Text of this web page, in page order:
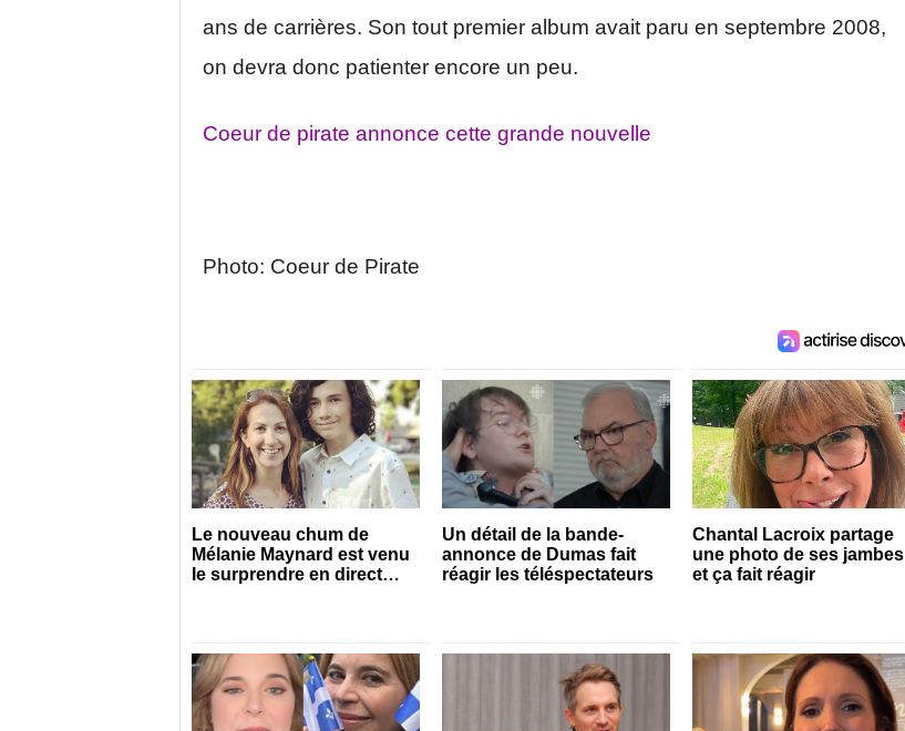
ans de carrières. Son tout premier album avait paru en septembre 2008,
on devra donc patienter encore un peu.
Coeur de pirate annonce cette grande nouvelle
Photo: Coeur de Pirate
Le nouveau chum de
Mélanie Maynard est venu
le surprendre en direct
Un détail de la bande-
annonce de Dumas fait
réagir les téléspectateurs
Chantal Lacroix partage
une photo de ses jambes
et ça fait réagir